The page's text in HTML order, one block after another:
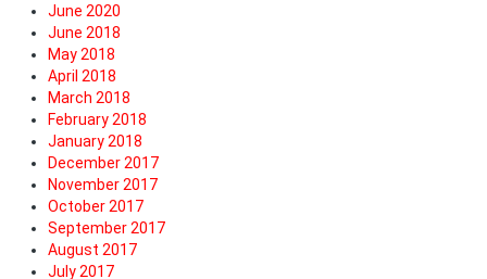
June 2020
June 2018
May 2018
April 2018
March 2018
February 2018
January 2018
December 2017
November 2017
October 2017
September 2017
August 2017
July 2017